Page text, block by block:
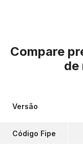
Compare
de
Versão
Código Fipe